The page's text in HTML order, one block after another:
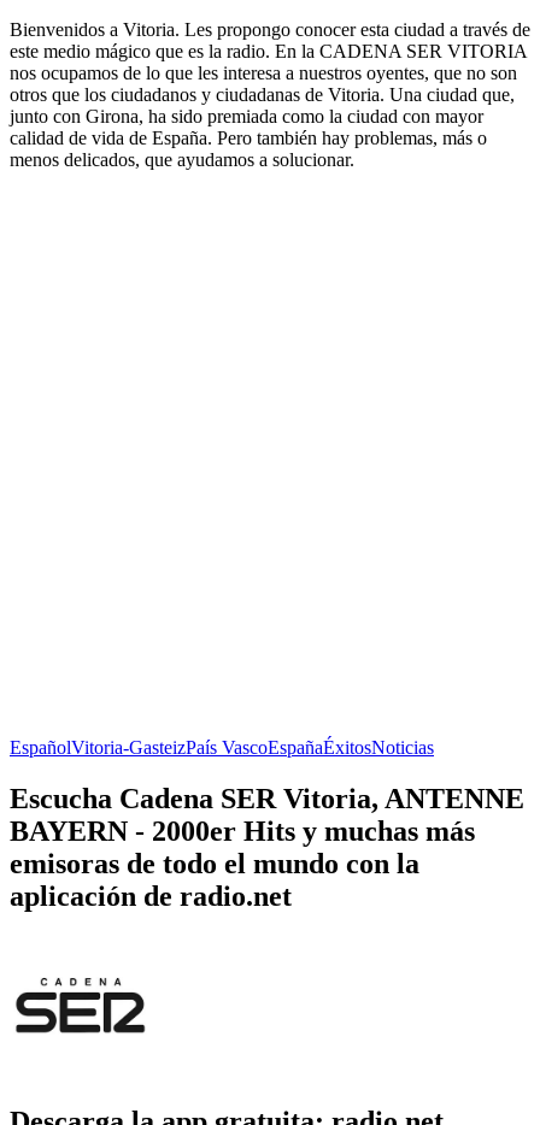
Bienvenidos a Vitoria. Les propongo conocer esta ciudad a través de
este medio mágico que es la radio. En la CADENA SER VITORIA
nos ocupamos de lo que les interesa a nuestros oyentes, que no son
otros que los ciudadanos y ciudadanas de Vitoria. Una ciudad que,
junto con Girona, ha sido premiada como la ciudad con mayor
calidad de vida de España. Pero también hay problemas, más o
menos delicados, que ayudamos a solucionar.
EspañolVitoria-GasteizPaís VascoEspañaÉxitosNoticias
Escucha Cadena SER Vitoria, ANTENNE
BAYERN - 2000er Hits y muchas más
emisoras de todo el mundo con la
aplicación de radio.net